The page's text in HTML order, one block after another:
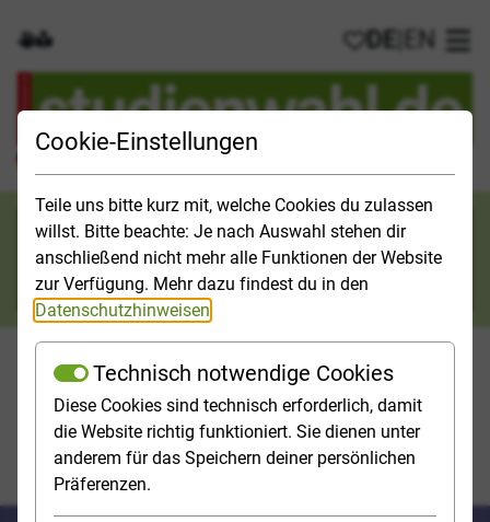
Cookie-Einstellungen
Teile uns bitte kurz mit, welche Cookies du zulassen
willst. Bitte beachte: Je nach Auswahl stehen dir
anschließend nicht mehr alle Funktionen der Website
zur Verfügung. Mehr dazu findest du in den
Datenschutzhinweisen
Technisch notwendige Cookies
Diese Cookies sind technisch erforderlich, damit
die Website richtig funktioniert. Sie dienen unter
anderem für das Speichern deiner persönlichen
Präferenzen.
Gebärdensprache
Leichte Sprache
Meine
DE EN
Suchkategorie
Orientieren Studieninfos Studienfelder
StartseiteTop-Themen